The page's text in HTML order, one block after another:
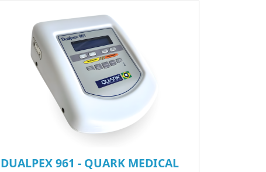
DUALPEX 961 - QUARK MEDICAL